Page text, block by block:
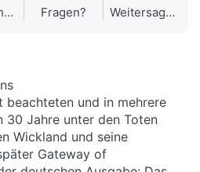
Vergleichen Fragen? Weitersagen
beachteten und in mehrere
30 Jahre unter den Toten
Wickland und seine
Gateway of